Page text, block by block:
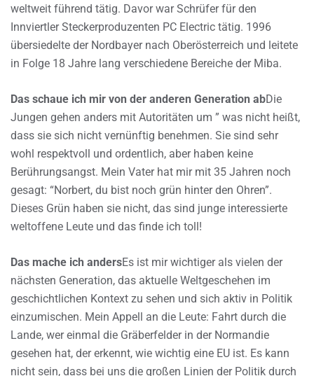
weltweit führend tätig. Davor war Schrüfer für den
Innviertler Steckerproduzenten PC Electric tätig. 1996
übersiedelte der Nordbayer nach Oberösterreich und leitete
in Folge 18 Jahre lang verschiedene Bereiche der Miba.
Das schaue ich mir von der anderen Generation abDie
Jungen gehen anders mit Autoritäten um ” was nicht heißt,
dass sie sich nicht vernünftig benehmen. Sie sind sehr
wohl respektvoll und ordentlich, aber haben keine
Berührungsangst. Mein Vater hat mir mit 35 Jahren noch
gesagt: “Norbert, du bist noch grün hinter den Ohren”.
Dieses Grün haben sie nicht, das sind junge interessierte
weltoffene Leute und das finde ich toll!
Das mache ich andersEs ist mir wichtiger als vielen der
nächsten Generation, das aktuelle Weltgeschehen im
geschichtlichen Kontext zu sehen und sich aktiv in Politik
einzumischen. Mein Appell an die Leute: Fahrt durch die
Lande, wer einmal die Gräberfelder in der Normandie
gesehen hat, der erkennt, wie wichtig eine EU ist. Es kann
nicht sein, dass bei uns die großen Linien der Politik durch